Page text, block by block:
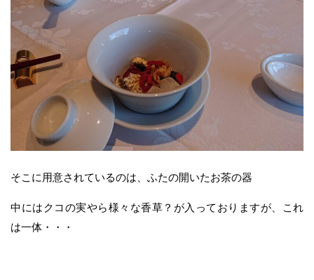
そこに用意されているのは、ふたの開いたお茶の器
中にはクコの実やら様々な香草？が入っておりますが、これ
は一体・・・